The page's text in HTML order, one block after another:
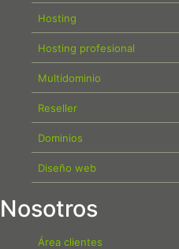
Hosting
Hosting profesional
Multidominio
Reseller
Dominios
Diseño web
Nosotros
Área clientes